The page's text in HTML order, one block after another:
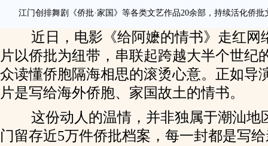
江门创排舞剧《侨批·家国》等各类文艺作品20余部，持续活化侨
近日，电影《给阿嬷的情书》走红网
片以侨批为纽带，串联起跨越大半个世纪
众读懂侨胞隔海相思的滚烫心意。正如导
片是写给海外侨胞、家国故土的情书。
这份动人的温情，并非独属于潮汕地
门留存近5万件侨批档案，每一封都是写